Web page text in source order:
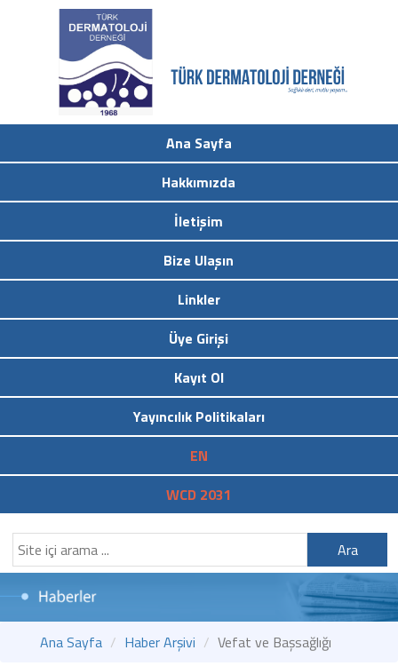
Ana Sayfa
Hakkımızda
İletişim
Bize Ulaşın
Linkler
Üye Girişi
Kayıt Ol
Yayıncılık Politikaları
EN
WCD 2031
Ara
Ana Sayfa Haber Arşivi Vefat ve Başsağlığı